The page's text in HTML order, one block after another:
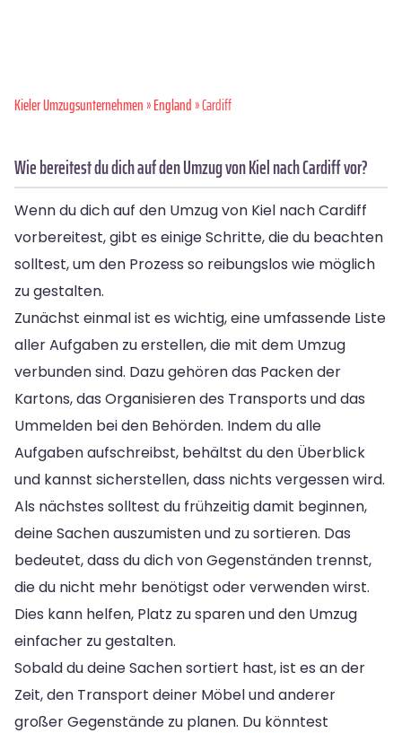
Kieler Umzugsunternehmen»England» Cardiff
Wie bereitest du dich auf den Umzug von Kiel nach Cardiff vor?
Wenn du dich auf den Umzug von Kiel nach Cardiff
vorbereitest, gibt es einige Schritte, die du beachten
solltest, um den Prozess so reibungslos wie möglich
zu gestalten.
Zunächst einmal ist es wichtig, eine umfassende Liste
aller Aufgaben zu erstellen, die mit dem Umzug
verbunden sind. Dazu gehören das Packen der
Kartons, das Organisieren des Transports und das
Ummelden bei den Behörden. Indem du alle
Aufgaben aufschreibst, behältst du den Überblick
und kannst sicherstellen, dass nichts vergessen wird.
Als nächstes solltest du frühzeitig damit beginnen,
deine Sachen auszumisten und zu sortieren. Das
bedeutet, dass du dich von Gegenständen trennst,
die du nicht mehr benötigst oder verwenden wirst.
Dies kann helfen, Platz zu sparen und den Umzug
einfacher zu gestalten.
Sobald du deine Sachen sortiert hast, ist es an der
Zeit, den Transport deiner Möbel und anderer
großer Gegenstände zu planen. Du könntest